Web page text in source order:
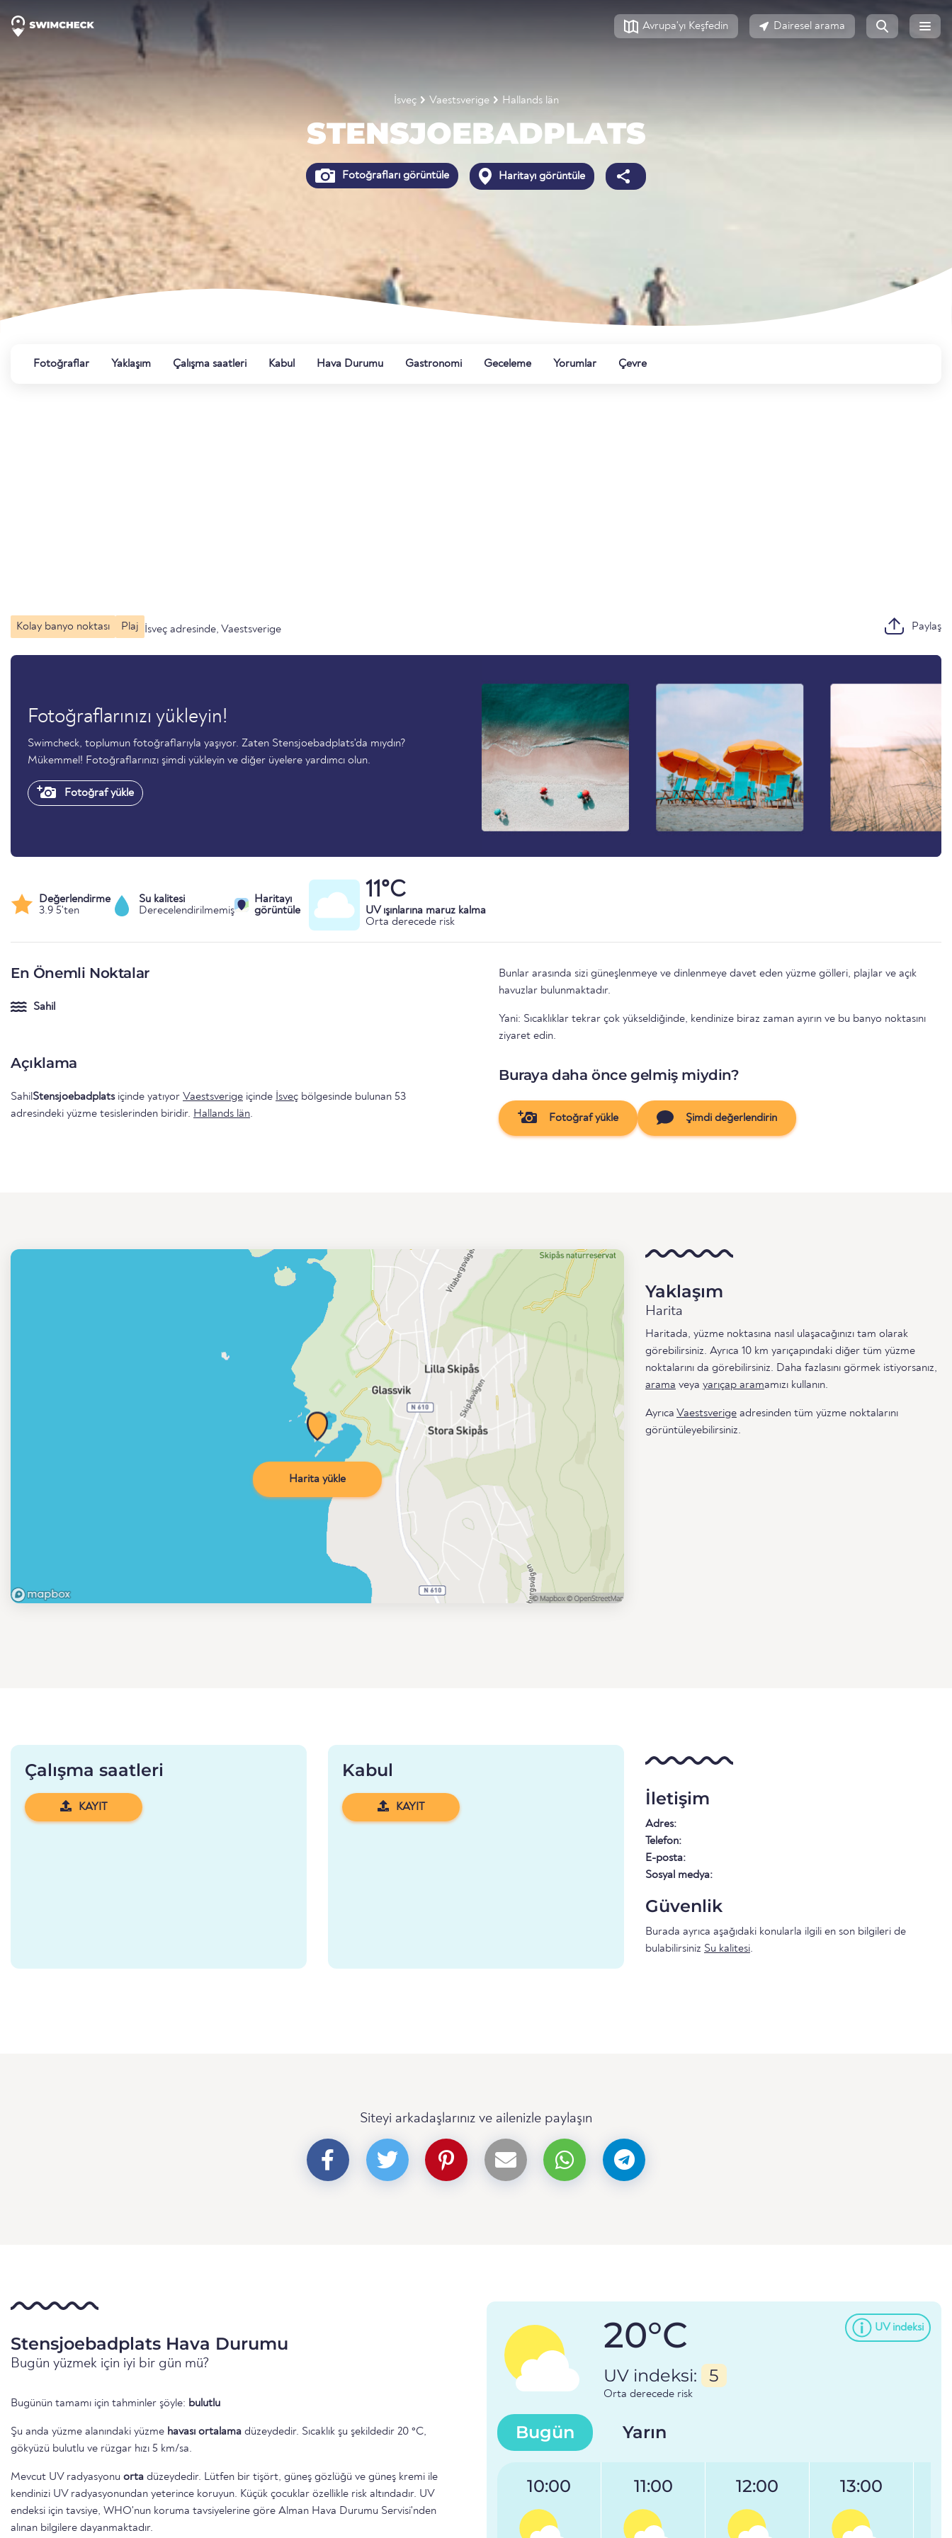
Avrupa'yı Keşfedin Dairesel arama
İsveç Vaestsverige Hallands län
STENSJOEBADPLATS
Fotoğrafları görüntüle Haritayı görüntüle
Fotoğraflar Yaklaşım Çalışma saatleri Kabul Hava Durumu Gastronomi Geceleme Yorumlar Çevre
Kolay banyo noktası Plaj İsveç adresinde, Vaestsverige Paylaş
Fotoğraflarınızı yükleyin!
Swimcheck, toplumun fotoğraflarıyla yaşıyor. Zaten Stensjoebadplats'da mıydın?
Mükemmel! Fotoğraflarınızı şimdi yükleyin ve diğer üyelere yardımcı olun.
Fotoğraf yükle
Değerlendirme
3.9 5'ten
Su kalitesi
Derecelendirilmemiş
Haritayı
görüntüle
11°C
UV ışınlarına maruz kalma
Orta derecede risk
En Önemli Noktalar
Sahil
Açıklama
Sahil Stensjoebadplatsiçinde yatıyor Vaestsverige içinde İsveç bölgesinde bulunan 53
adresindeki yüzme tesislerinden biridir. Hallands län.
Bunlar arasında sizi güneşlenmeye ve dinlenmeye davet eden yüzme gölleri, plajlar ve açık
havuzlar bulunmaktadır.
Yani: Sıcaklıklar tekrar çok yükseldiğinde, kendinize biraz zaman ayırın ve bu banyo noktasını
ziyaret edin.
Buraya daha önce gelmiş miydin?
Fotoğraf yükle Şimdi değerlendirin
Harita yükle
Yaklaşım
Harita
Haritada, yüzme noktasına nasıl ulaşacağınızı tam olarak
görebilirsiniz. Ayrıca 10 km yarıçapındaki diğer tüm yüzme
noktalarını da görebilirsiniz. Daha fazlasını görmek istiyorsanız,
arama veya yarıçap aramamızı kullanın.
Ayrıca Vaestsverige adresinden tüm yüzme noktalarını
görüntüleyebilirsiniz.
Çalışma saatleri
KAYIT
Kabul
KAYIT İletişim
Adres:
Telefon:
E-posta:
Sosyal medya:
Güvenlik
Burada ayrıca aşağıdaki konularla ilgili en son bilgileri de
bulabilirsiniz Su kalitesi.
Siteyi arkadaşlarınız ve ailenizle paylaşın
Stensjoebadplats Hava Durumu
Bugün yüzmek için iyi bir gün mü?
Bugünün tamamı için tahminler şöyle: bulutlu
Şu anda yüzme alanındaki yüzme havası ortalama düzeydedir. Sıcaklık şu şekildedir 20 °C,
gökyüzü bulutlu ve rüzgar hızı 5 km/sa.
Mevcut UV radyasyonu orta düzeydedir. Lütfen bir tişört, güneş gözlüğü ve güneş kremi ile
kendinizi UV radyasyonundan yeterince koruyun. Küçük çocuklar özellikle risk altındadır. UV
endeksi için tavsiye, WHO'nun koruma tavsiyelerine göre Alman Hava Durumu Servisi'nden
alınan bilgilere dayanmaktadır.
UV indeksi
20°C
UV indeksi: 5
Orta derecede risk
Bugün Yarın
10:00 11:00 12:00 13:00